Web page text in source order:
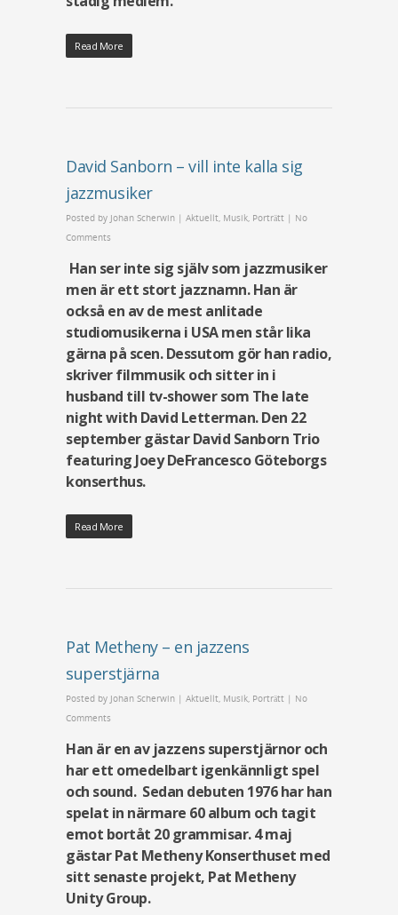
Read More
David Sanborn – vill inte kalla sig
jazzmusiker
Posted by Johan Scherwin | Aktuellt Musik Porträtt | No
Comments
Han ser inte sig själv som jazzmusiker
men är ett stort jazznamn. Han är
också en av de mest anlitade
studiomusikerna i USA men står lika
gärna på scen. Dessutom gör han radio,
skriver filmmusik och sitter in i
husband till tv-shower som The late
night with David Letterman. Den 22
september gästar David Sanborn Trio
featuring Joey DeFrancesco Göteborgs
konserthus.
Read More
Pat Metheny – en jazzens
superstjärna
Posted by Johan Scherwin | Aktuellt Musik Porträtt | No
Comments
Han är en av jazzens superstjärnor och
har ett omedelbart igenkännligt spel
och sound. Sedan debuten 1976 har han
spelat in närmare 60 album och tagit
emot bortåt 20 grammisar. 4 maj
gästar Pat Metheny Konserthuset med
sitt senaste projekt, Pat Metheny
Unity Group.